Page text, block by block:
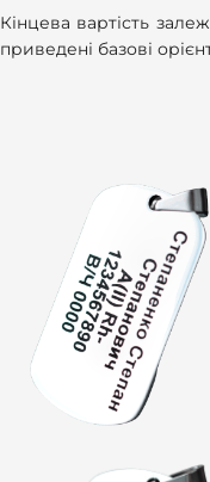
Кінцева вартість
приведені базові